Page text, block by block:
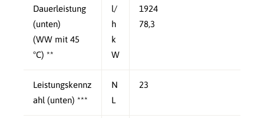
Dauerleistung
(unten)
(WW mit 45
°C) **
l/
h
k
W
1924
78,3
Leistungskennz
ahl (unten) ***
N
L
23